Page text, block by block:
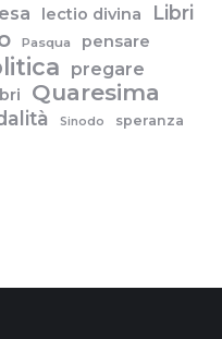
lectio divina Libri
Pasqua pensare
pregare
Quaresima
Sinodo speranza